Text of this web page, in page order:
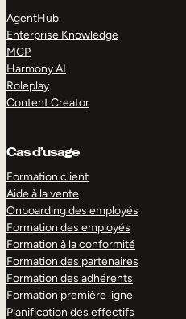
AgentHub
Enterprise Knowledge
MCP
Harmony AI
Roleplay
Content Creator
Cas d’usage
Formation client
Aide à la vente
Onboarding des employés
Formation des employés
Formation à la conformité
Formation des partenaires
Formation des adhérents
Formation première ligne
Planification des effectifs